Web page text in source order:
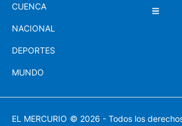
CUENCA
NACIONAL
DEPORTES
MUNDO
EL MERCURIO © 2026 - Todos los